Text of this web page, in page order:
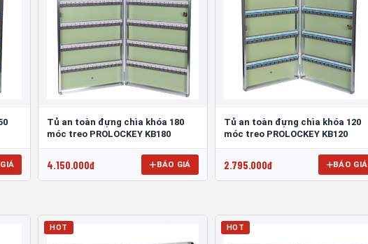
Tủ an toàn đựng chìa khóa 180
móc treo PROLOCKEY KB180
4.150.000đ BÁO GIÁ
Tủ an toàn đựng chìa khóa 120
móc treo PROLOCKEY KB120
2.795.000đ BÁO GIÁ
HOT HOT